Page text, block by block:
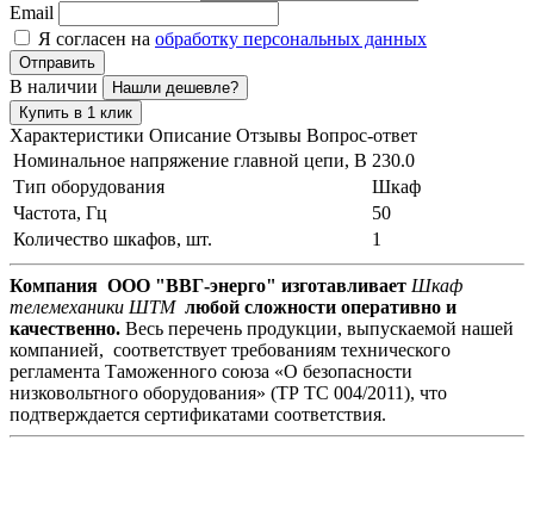
Email
Я согласен на обработку персональных данных
Отправить
В наличии
Нашли дешевле?
Купить в 1 клик
Характеристики Описание Отзывы Вопрос-ответ
Номинальное напряжение главной цепи, В 230.0
Тип оборудования
Шкаф
Частота, Гц
50
Количество шкафов, шт.
1
Компания ООО "ВВГ-энерго" изготавливает Шкаф
телемеханики ШТМ любой сложности оперативно и
качественно. Весь перечень продукции, выпускаемой нашей
компанией, соответствует требованиям технического
регламента Таможенного союза «О безопасности
низковольтного оборудования» (ТР ТС 004/2011), что
подтверждается сертификатами соответствия.